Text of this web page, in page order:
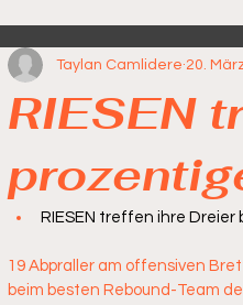
RIESEN
Taylan Camlidere 20.
RIESEN treffen ihre
19 Abpraller am offensiven
beim besten Rebound-Team